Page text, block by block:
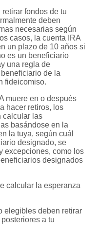
fondos de tu
deben
necesarias según
casos, la cuenta IRA
un plazo de 10 años si
es un beneficiario
una regla de
de la
fideicomiso.
muere en o después
hacer retiros, los
calcular las
basándose en la
la tuya, según cuál
designado, se
excepciones, como los
designados
calcular la esperanza
elegibles deben retirar
a tu